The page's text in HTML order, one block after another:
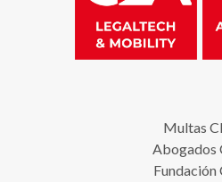
Multas
Abogados
Fundación